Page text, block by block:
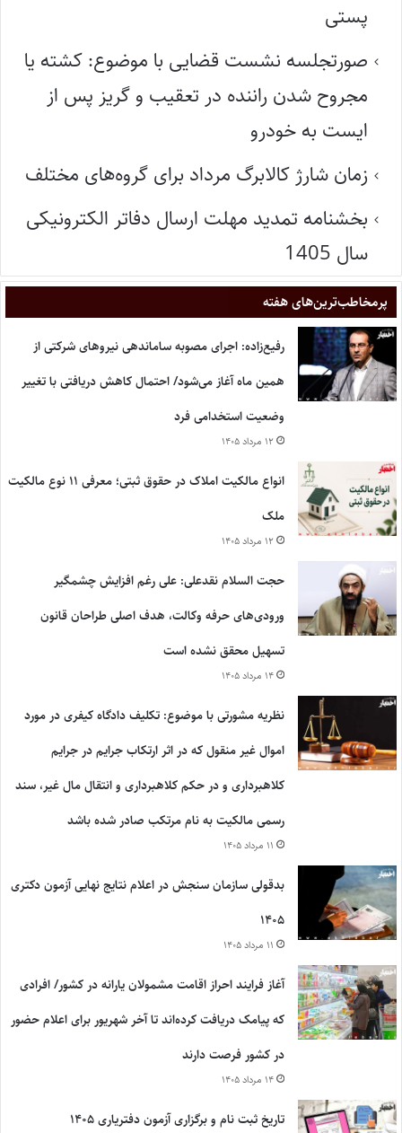
پستی
صورتجلسه نشست قضایی با موضوع: کشته یا
مجروح شدن راننده در تعقیب و گریز پس از
ایست به خودرو
زمان شارژ کالابرگ مرداد برای گروه‌های مختلف
بخشنامه تمدید مهلت ارسال دفاتر الکترونیکی
سال 1405
پر‌مخاطب‌ترین‌های هفته
رفیع‌زاده: اجرای مصوبه ساماندهی نیروهای شرکتی از
همین ماه آغاز می‌شود/ احتمال کاهش دریافتی با تغییر
وضعیت استخدامی فرد
۱۲ مرداد ۱۴۰۵
انواع مالکیت املاک در حقوق ثبتی؛ معرفی ۱۱ نوع مالکیت
ملک
۱۲ مرداد ۱۴۰۵
حجت السلام نقدعلی: علی رغم افزایش چشمگیر
ورودی‌های حرفه وکالت، هدف اصلی طراحان قانون
تسهیل محقق نشده است
۱۴ مرداد ۱۴۰۵
نظریه مشورتی با موضوع: تکلیف دادگاه کیفری در مورد
اموال غیر منقول که در اثر ارتکاب جرایم در جرایم
کلاهبرداری و در حکم کلاهبرداری و انتقال مال غیر، سند
رسمی مالکیت به نام مرتکب صادر شده باشد
۱۱ مرداد ۱۴۰۵
بدقولی سازمان سنجش در اعلام نتایج نهایی آزمون دکتری
۱۴۰۵
۱۱ مرداد ۱۴۰۵
آغاز فرایند احراز اقامت مشمولان یارانه در کشور/ افرادی
که پیامک دریافت کرده‌اند تا آخر شهریور برای اعلام حضور
در کشور فرصت دارند
۱۴ مرداد ۱۴۰۵
تاریخ ثبت نام و برگزاری آزمون دفتریاری ۱۴۰۵